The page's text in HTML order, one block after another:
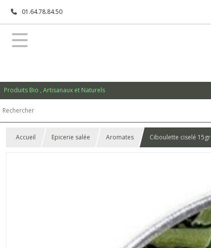
01.64.78.84.50
Produits Bio , Artisanaux et Naturels
Accueil Epicerie salée Aromates Ciboulette ciselé 15gr